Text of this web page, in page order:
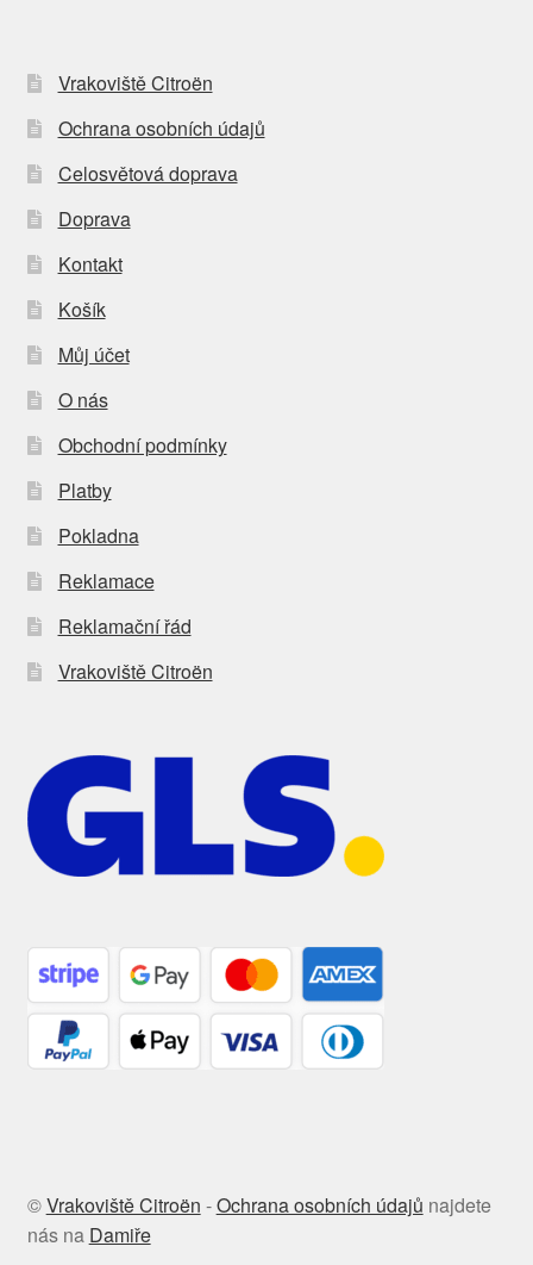
Vrakoviště Citroën
Ochrana osobních údajů
Celosvětová doprava
Doprava
Kontakt
Košík
Můj účet
O nás
Obchodní podmínky
Platby
Pokladna
Reklamace
Reklamační řád
Vrakoviště Citroën
©Vrakoviště Citroën -Ochrana osobních údajů najdete
nás na Damiře